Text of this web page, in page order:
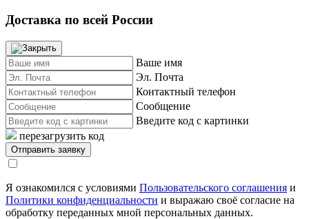
Доставка по всей России
Ваше имя
Эл. Почта
Контактный телефон
Сообщение
Введите код с картинки
перезагрузить код
Я ознакомился с условиями Пользовательского соглашения и
Политики конфиденциальности и выражаю своё согласие на
обработку переданных мной персональных данных.